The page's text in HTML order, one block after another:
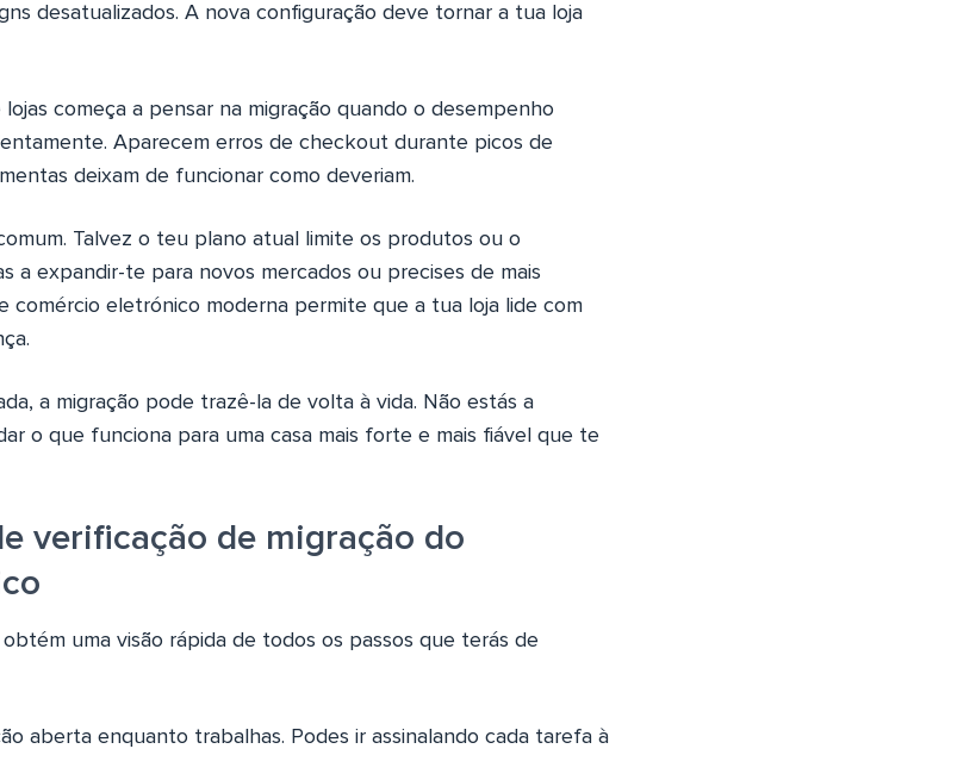
desatualizados. A nova configuração deve tornar a tua loja
começa a pensar na migração quando o desempenho
Aparecem erros de checkout durante picos de
deixam de funcionar como deveriam.
Talvez o teu plano atual limite os produtos ou o
a expandir-te para novos mercados ou precises de mais
comércio eletrónico moderna permite que a tua loja lide com
a migração pode trazê-la de volta à vida. Não estás a
o que funciona para uma casa mais forte e mais fiável que te
verificação de migração do
uma visão rápida de todos os passos que terás de
aberta enquanto trabalhas. Podes ir assinalando cada tarefa à